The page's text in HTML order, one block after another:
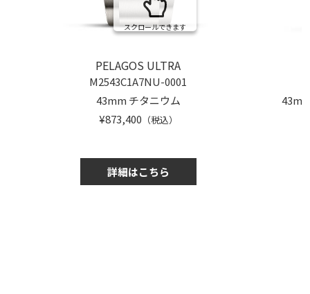
PELAGOS ULTRA
M2543C1A7NU-0001
43mm チタニウム
¥873,400 （税込）
詳細はこちら
スクロールできます